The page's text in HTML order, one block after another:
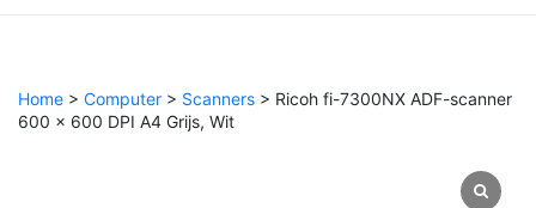
Home > Computer > Scanners > Ricoh fi-7300NX ADF-scanner
600 x 600 DPI A4 Grijs, Wit